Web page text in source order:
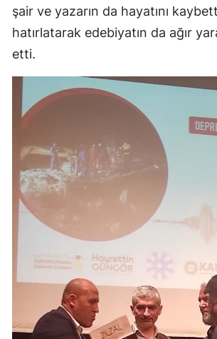
şair ve yazarın da hayatını
hatırlatarak edebiyatın da ağır
etti.